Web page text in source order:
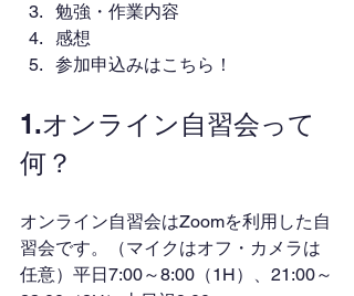
勉強・作業内容
感想
参加申込みはこちら！
1.オンライン自習会って
何？
オンライン自習会はZoomを利用した自
習会です。（マイクはオフ・カメラは
任意）平日7:00～8:00（1H）、21:00～